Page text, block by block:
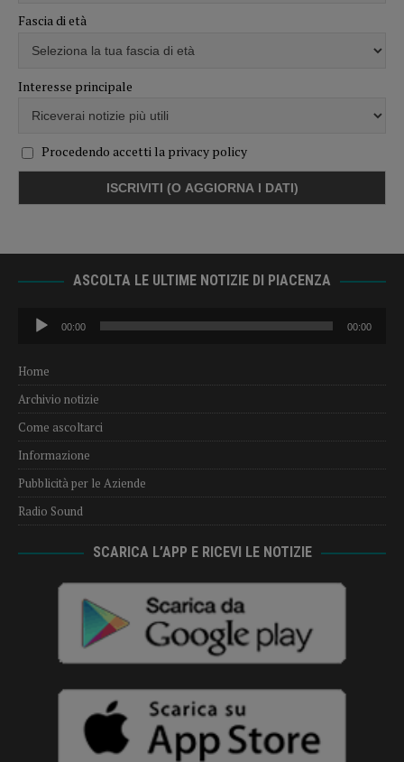
Fascia di età
Interesse principale
Procedendo accetti la privacy policy
ASCOLTA LE ULTIME NOTIZIE DI PIACENZA
Audio
Player
00:00 00:00
Home
Archivio notizie
Come ascoltarci
Informazione
Pubblicità per le Aziende
Radio Sound
SCARICA L’APP E RICEVI LE NOTIZIE